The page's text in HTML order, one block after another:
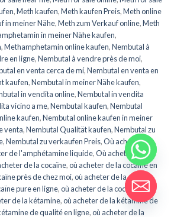
,Meth kaufen,Meth kaufen Preis,Meth online
in meiner Nähe,Meth zum Verkauf online,Meth
in meiner Nähe kaufen,
,Methamphetamin online kaufen,Nembutal à
en ligne,Nembutal à vendre près de moi,
en venta cerca de mí,Nembutal en venta en
kaufen,Nembutal in meiner Nähe kaufen,
in vendita online,Nembutal in vendita
vicino a me,Nembutal kaufen,Nembutal
kaufen,Nembutal online kaufen in meiner
venta,Nembutal Qualität kaufen,Nembutal zu
,Nembutal zu verkaufen Preis,Où acheter de
de l'amphétamine liquide,Où acheter de
de la cocaïne,où acheter de la cocaïne en
près de chez moi,où acheter de la cocaïne
pure en ligne,où acheter de la cocaïne pure
de la kétamine,où acheter de la kétamine de
de qualité en ligne,où acheter de la